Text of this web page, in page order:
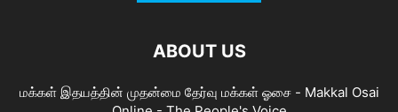
ABOUT US
மக்கள் இதயத்தின் முதன்மை தேர்வு மக்கள் ஓசை - Makkal Osai